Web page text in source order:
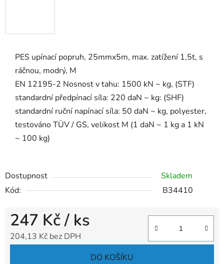
PES upínací popruh, 25mmx5m, max. zatížení 1,5t, s
ráčnou, modrý, M
EN 12195-2 Nosnost v tahu: 1500 kN ~ kg, (STF)
standardní předpínací síla: 220 daN ~ kg: (SHF)
standardní ruční napínací síla: 50 daN ~ kg, polyester,
testováno TÜV / GS, velikost M (1 daN ~ 1 kg a 1 kN
~ 100 kg)
Dostupnost
Skladem
Kód:
B34410
247 Kč/ ks
204,13 Kč bez DPH
DO KOŠÍKU